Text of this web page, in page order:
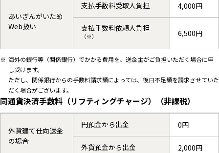
あいぎんがいため
Web扱い
支払手数料受取人負担 4,000円
支払手数料依頼人負担
（※） 6,500円
海外の銀行等（関係銀行）でかかる費用を、送金主がご負担いただく場合に申
し受けます。
ただし、関係銀行からの手数料請求額によっては、後日不足額を請求させていた
だく場合がございます。
同通貨決済手数料（リフティングチャージ）（非課税）
外貨建て仕向送金
の場合
円預金から出金 0円
外貨預金から出金 2,000円